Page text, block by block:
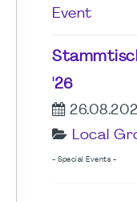
Event
'26
Local
- Special Events -